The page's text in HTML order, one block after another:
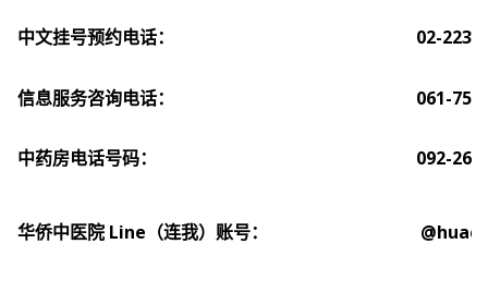
中文挂号预约电话： 02-
信息服务咨询电话： 061-
中药房电话号码： 092-
华侨中医院 Line（连我） 账号：